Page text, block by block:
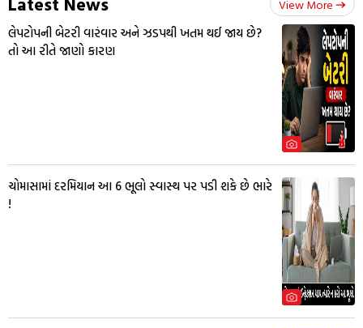
View More
લેપટોપની બેટરી વારંવાર અને ઝડપથી ખતમ થઈ જાય છે?
તો આ રીતે જાણો કારણ
ચોમાસામાં દરમિયાન આ 6 ભૂલો સ્વાસ્થ પર પડી શકે છે ભારે
!